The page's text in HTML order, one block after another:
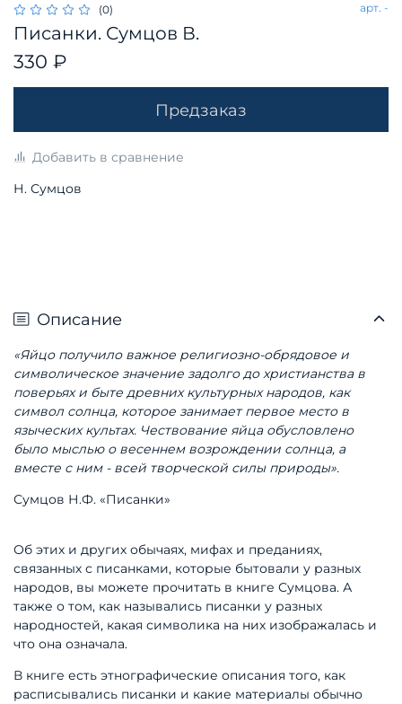
(0) арт. -
Писанки. Сумцов В.
330 ₽
Предзаказ
Добавить в сравнение
Н. Сумцов
Описание
«Яйцо получило важное религиозно-обрядовое и
символическое значение задолго до христианства в
поверьях и быте древних культурных народов, как
символ солнца, которое занимает первое место в
языческих культах. Чествование яйца обусловлено
было мыслью о весеннем возрождении солнца, а
вместе с ним - всей творческой силы природы».
Сумцов Н.Ф. «Писанки»
Об этих и других обычаях, мифах и преданиях,
связанных с писанками, которые бытовали у разных
народов, вы можете прочитать в книге Сумцова. А
также о том, как назывались писанки у разных
народностей, какая символика на них изображалась и
что она означала.
В книге есть этнографические описания того, как
расписывались писанки и какие материалы обычно